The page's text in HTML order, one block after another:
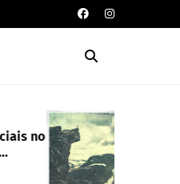
Stephen Crane
Oliveira